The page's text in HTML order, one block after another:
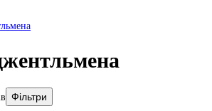
Фільтри